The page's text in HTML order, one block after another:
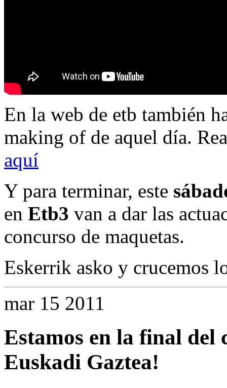
En la web de etb también
making of de aquel día.
aquí
Y para terminar, este
en Etb3 van a dar las
concurso de maquetas.
Eskerrik asko y crucemos
mar 15 2011
Estamos en la final del
Euskadi Gaztea!